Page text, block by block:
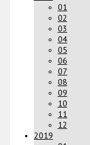
01
02
03
04
05
06
07
08
09
10
11
12
2019